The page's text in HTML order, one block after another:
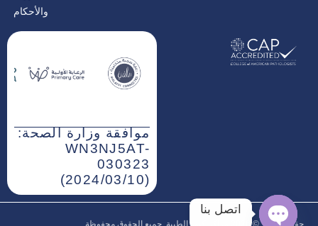
والأحكام
موافقة وزارة الصحة:
WN3NJ5AT-
030323
(2024/03/10)
حقوق النشر © 2026‎ مراكز كيور الطبية, جميع الحقوق محفوظة.
اتصل بنا